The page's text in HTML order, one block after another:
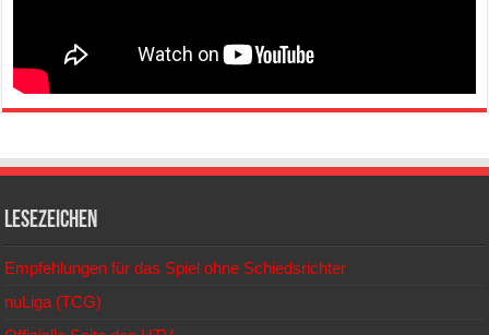
Lesezeichen
Empfehlungen für das Spiel ohne Schiedsrichter
nuLiga (TCG)